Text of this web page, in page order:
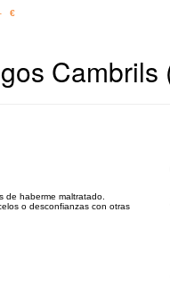
€
Cambrils
de haberme maltratado.
o desconfianzas con otras